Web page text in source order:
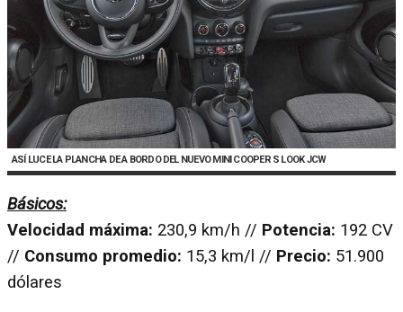
ASÍ LUCE LA PLANCHA DE A BORDO DEL NUEVO MINI COOPER S LOOK JCW
Básicos:
Velocidad máxima: 230,9 km/h // Potencia: 192 CV
// Consumo promedio: 15,3 km/l // Precio: 51.900
dólares